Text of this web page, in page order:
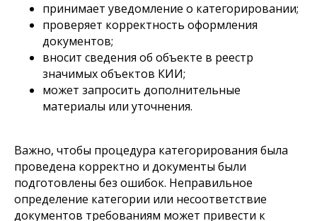
принимает уведомление о категорировании;
проверяет корректность оформления
документов;
вносит сведения об объекте в реестр
значимых объектов КИИ;
может запросить дополнительные
материалы или уточнения.
Важно, чтобы процедура категорирования была
проведена корректно и документы были
подготовлены без ошибок. Неправильное
определение категории или несоответствие
документов требованиям может привести к